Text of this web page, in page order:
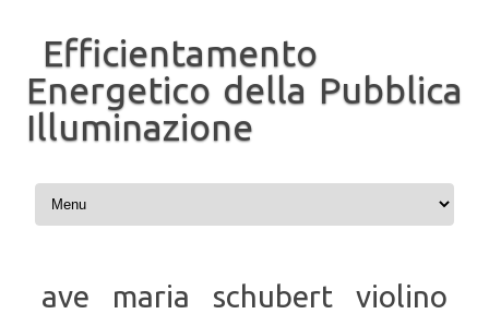
Efficientamento
Energetico della Pubblica
Illuminazione
Vai al contenuto
ave maria schubert violino